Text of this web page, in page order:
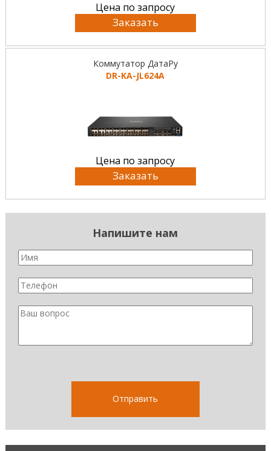
Цена по запросу
Заказать
Коммутатор ДатаРу
DR-KA-JL624A
Цена по запросу
Заказать
Напишите нам